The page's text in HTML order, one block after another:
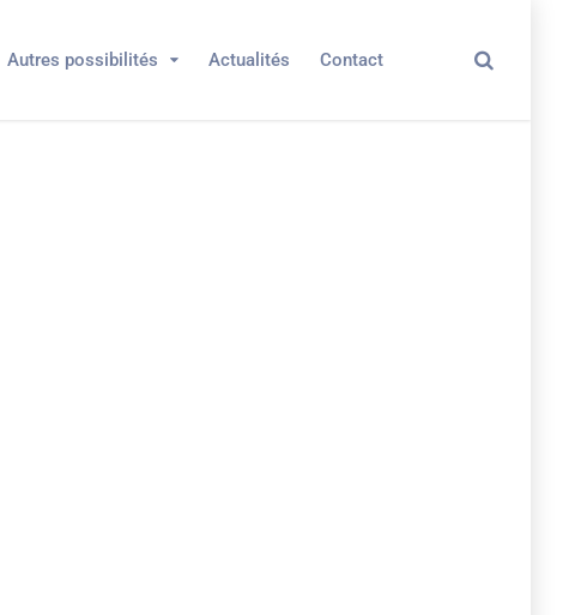
Autres possibilités Actualités Contact